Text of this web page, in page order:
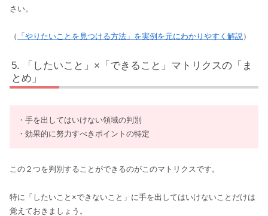
さい。
（ 「やりたいことを見つける方法」を実例を元にわかりやすく解説）
「したいこと」×「できること」マトリクスの「ま
とめ」
・手を出してはいけない領域の判別
・効果的に努力すべきポイントの特定
この２つを判別することができるのがこのマトリクスです。
特に「したいこと×できないこと」に手を出してはいけないことだけは
覚えておきましょう。